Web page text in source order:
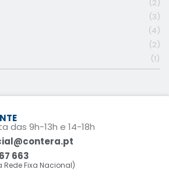
2
3
4
2
1
das 9h-13h e 14-18h
663
Fixa Nacional)